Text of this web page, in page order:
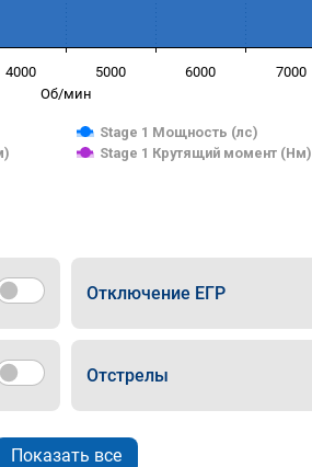
Об/мин
Stage 1 Мощность (лс)
Stage 1 Крутящий момент (Нм)
4000 5000 6000 7000
Отключение ЕГР
Отстрелы
Показать все